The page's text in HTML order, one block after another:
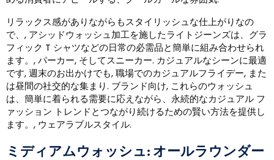
リラックス感がありながらもスタイリッシュな仕上がりなの
で、, アシッドウォッシュ加工を施したライトジーンズは、グラ
フィック T シャツなどの日常の必需品と簡単に組み合わせられ
ます。, パーカー, そしてスニーカー. カジュアルなシーンに最適
です, 週末のお出かけでも, 職場でのカジュアルフライデー, また
は昼間の社交的な集まり. ブランド向け, これらのウォッシュ
は、簡単に着られる需要に応えながら、永続的なカジュアル フ
ァッション トレンドとつながり続けるための賢い方法を提供し
ます。, ウェアラブルスタイル.
ミディアムウォッシュ: オールラウンダー